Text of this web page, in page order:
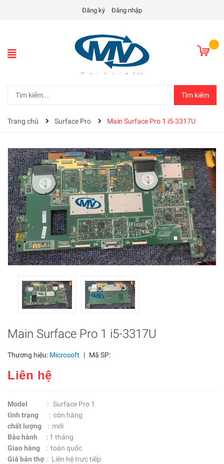
Đăng ký Đăng nhập
Tìm kiếm
Trang chủ Surface Pro Main Surface Pro 1 i5-3317U
Main Surface Pro 1 i5-3317U
Thương hiệu: Microsoft | Mã SP:
Liên hệ
Model : Surface Pro 1
tình trạng
: còn hàng
chất lượng : mới
Bảo hành
: 1 tháng
Giao hàng : toàn quốc
Giá bán thợ : Liên hệ trực tiếp